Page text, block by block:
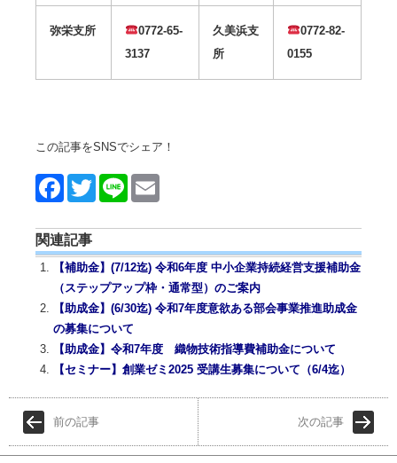
弥栄支所
0772-65-
3137
久美浜支
所
0772-82-
0155
この記事をSNSでシェア！
Face Twitt Line
関連記事
【補助金】(7/12迄) 令和6年度 中小企業持続経営支援補助金
（ステップアップ枠・通常型）のご案内
【助成金】(6/30迄) 令和7年度意欲ある部会事業推進助成金
の募集について
【助成金】令和7年度 織物技術指導費補助金について
【セミナー】創業ゼミ2025 受講生募集について（6/4迄）
前の記事 次の記事